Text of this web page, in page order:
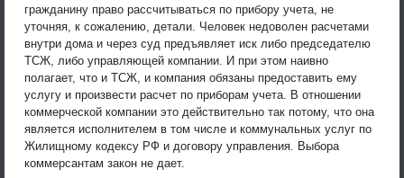
гражданину право рассчитываться по прибору учета, не
уточняя, к сожалению, детали. Человек недоволен расчетами
внутри дома и через суд предъявляет иск либо председателю
ТСЖ, либо управляющей компании. И при этом наивно
полагает, что и ТСЖ, и компания обязаны предоставить ему
услугу и произвести расчет по приборам учета. В отношении
коммерческой компании это действительно так потому, что она
является исполнителем в том числе и коммунальных услуг по
Жилищному кодексу РФ и договору управления. Выбора
коммерсантам закон не дает.